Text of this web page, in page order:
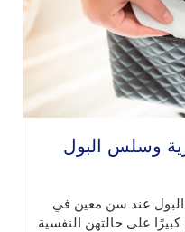
وسلس البول
عند سن معين في
على حالتهن النفسية